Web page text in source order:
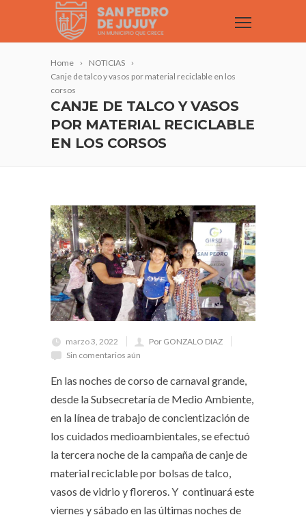
Home
NOTICIAS
Canje de talco y vasos por material reciclable en los
corsos
CANJE DE TALCO Y VASOS
POR MATERIAL RECICLABLE
EN LOS CORSOS
marzo 3, 2022
Por GONZALO DIAZ
Sin comentarios aún
En las noches de corso de carnaval grande,
desde la Subsecretaría de Medio Ambiente,
en la línea de trabajo de concientización de
los cuidados medioambientales, se efectuó
la tercera noche de la campaña de canje de
material reciclable por bolsas de talco,
vasos de vidrio y floreros. Y continuará este
viernes y sábado en las últimas noches de